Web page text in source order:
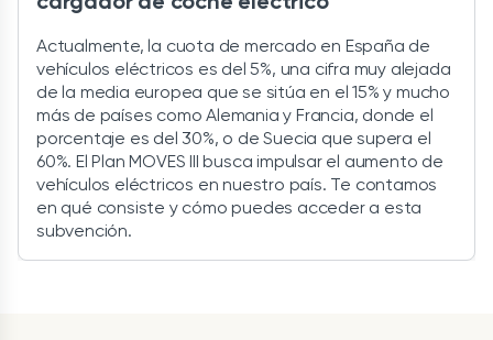
Actualmente, la cuota de mercado en España de
vehículos eléctricos es del 5%, una cifra muy alejada
de la media europea que se sitúa en el 15% y mucho
más de países como Alemania y Francia, donde el
porcentaje es del 30%, o de Suecia que supera el
60%. El Plan MOVES III busca impulsar el aumento de
vehículos eléctricos en nuestro país. Te contamos
en qué consiste y cómo puedes acceder a esta
subvención.